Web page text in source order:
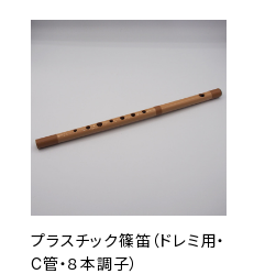
プラスチック篠笛（ドレミ用・
C管・８本調子）